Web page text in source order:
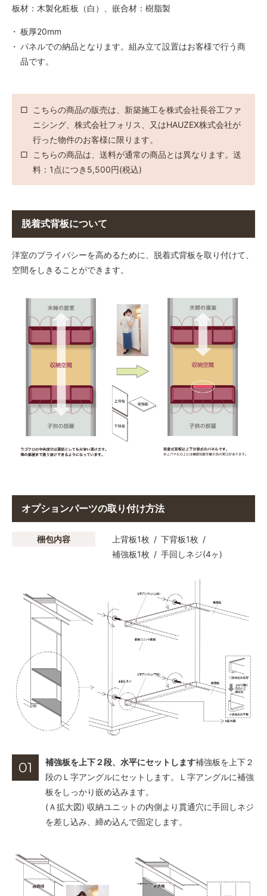
H：2450mm × W：840mm
H：2450mm × W：860mm
H：2450mm × W：880mm
H：2450mm × W：890mm
板材：木製化粧板（白）、嵌合材：樹脂製
板厚20mm
パネルでの納品となります。組み立て設置はお客様で行う商
品です。
こちらの商品の販売は、新築施工を株式会社長谷工ファ
ニシング、株式会社フォリス、又はHAUZEX株式会社が
行った物件のお客様に限ります。
こちらの商品は、送料が通常の商品とは異なります。送
料：1点につき5,500円(税込)
脱着式背板について
洋室のプライバシーを高めるために、脱着式背板を取り付けて、
空間をしきることができます。
オプションパーツの取り付け方法
梱包内容 上背板1枚
下背板1枚
補強板1枚
手回しネジ(4ヶ)
01 補強板を上下２段、水平にセットします補強板を上下２
段のＬ字アングルにセットします。Ｌ字アングルに補強
板をしっかり嵌め込みます。
(Ａ拡大図) 収納ユニットの内側より貫通穴に手回しネジ
を差し込み、締め込んで固定します。